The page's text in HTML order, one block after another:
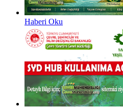
Haberi Oku